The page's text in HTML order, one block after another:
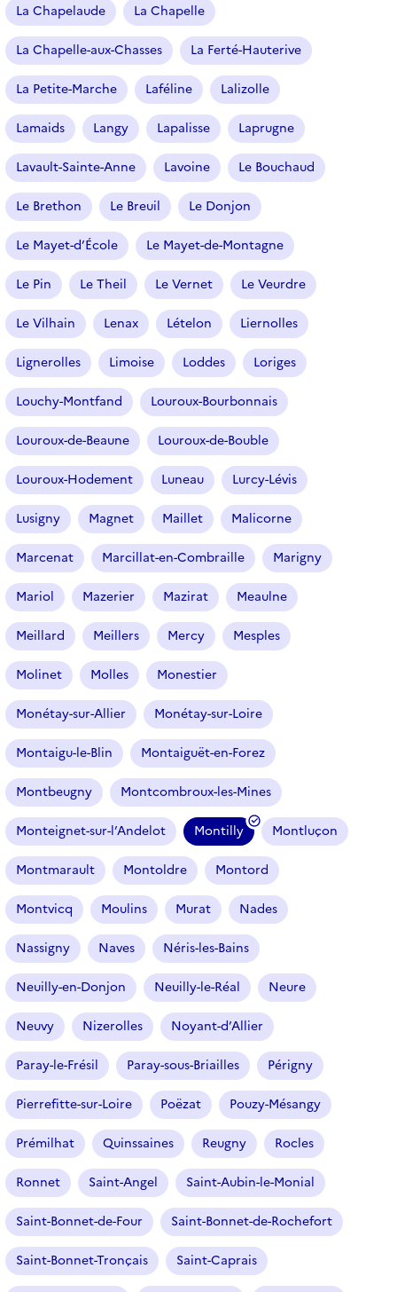
La Chapelaude La Chapelle
La Chapelle-aux-Chasses La Ferté-Hauterive
La Petite-Marche Laféline Lalizolle
Lamaids Langy Lapalisse Laprugne
Lavault-Sainte-Anne Lavoine Le Bouchaud
Le Brethon Le Breuil Le Donjon
Le Mayet-d’École Le Mayet-de-Montagne
Le Pin Le Theil Le Vernet Le Veurdre
Le Vilhain Lenax Lételon Liernolles
Lignerolles Limoise Loddes Loriges
Louchy-Montfand Louroux-Bourbonnais
Louroux-de-Beaune Louroux-de-Bouble
Louroux-Hodement Luneau Lurcy-Lévis
Lusigny Magnet Maillet Malicorne
Marcenat Marcillat-en-Combraille Marigny
Mariol Mazerier Mazirat Meaulne
Meillard Meillers Mercy Mesples
Molinet Molles Monestier
Monétay-sur-Allier Monétay-sur-Loire
Montaigu-le-Blin Montaiguët-en-Forez
Montbeugny Montcombroux-les-Mines
Monteignet-sur-l’Andelot Montilly
(
f
i
l
t
r
e
s
é
l
e
c
t
i
o
n
n
é
)
Montluçon
Montmarault Montoldre Montord
Montvicq Moulins Murat Nades
Nassigny Naves Néris-les-Bains
Neuilly-en-Donjon Neuilly-le-Réal Neure
Neuvy Nizerolles Noyant-d’Allier
Paray-le-Frésil Paray-sous-Briailles Périgny
Pierrefitte-sur-Loire Poëzat Pouzy-Mésangy
Prémilhat Quinssaines Reugny Rocles
Ronnet Saint-Angel Saint-Aubin-le-Monial
Saint-Bonnet-de-Four Saint-Bonnet-de-Rochefort
Saint-Bonnet-Tronçais Saint-Caprais